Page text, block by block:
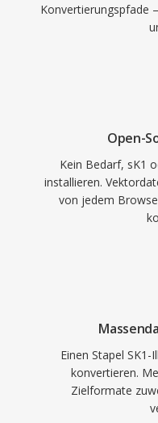
Konvertierungspfade
Open-
Kein Bedarf, sK1
installieren.
von jedem
Einen Stapel
konvertieren.
Zielformate